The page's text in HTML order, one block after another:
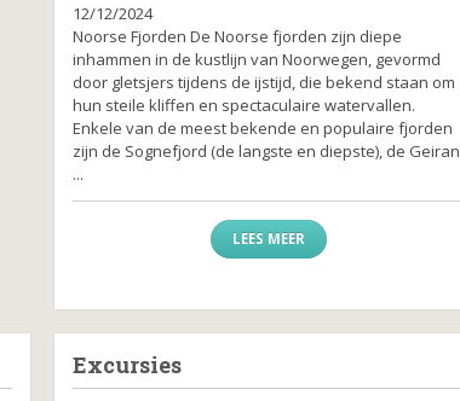
12/12/2024
Noorse Fjorden De Noorse fjorden zijn diepe
inhammen in de kustlijn van Noorwegen, gevormd
door gletsjers tijdens de ijstijd, die bekend staan om
hun steile kliffen en spectaculaire watervallen.
Enkele van de meest bekende en populaire fjorden
zijn de Sognefjord (de langste en diepste), de Geiran
...
LEES MEER
Excursies